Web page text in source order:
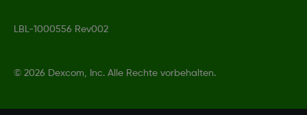
LBL-1000556 Rev002
© 2026 Dexcom, Inc. Alle Rechte vorbehalten.